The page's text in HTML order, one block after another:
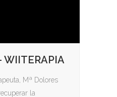
Mª Dolores
la